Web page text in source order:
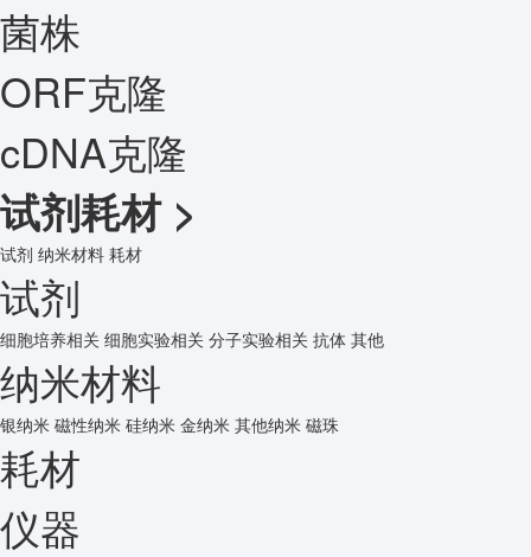
菌株
ORF克隆
cDNA克隆
试剂耗材 >
试剂 纳米材料 耗材
试剂
细胞培养相关 细胞实验相关 分子实验相关 抗体 其他
纳米材料
银纳米 磁性纳米 硅纳米 金纳米 其他纳米 磁珠
耗材
仪器